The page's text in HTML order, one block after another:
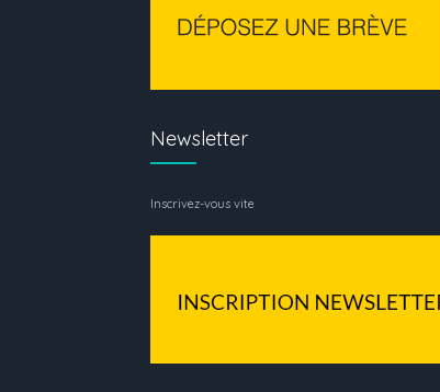
Newsletter
Inscrivez-vous vite